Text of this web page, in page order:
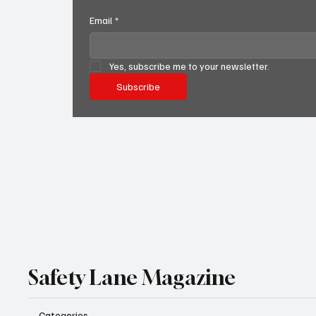
Email *
Yes, subscribe me to your newsletter.
Subscribe
Safety Lane Magazine